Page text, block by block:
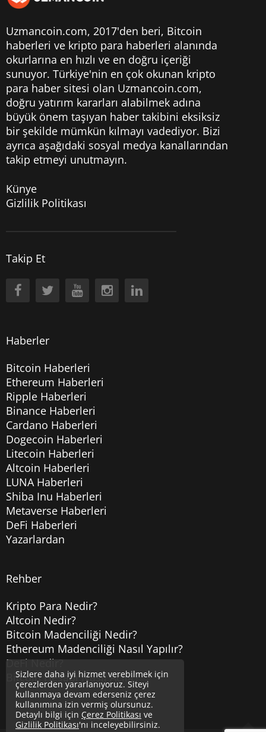
Uzmancoin.com, 2017'den beri, Bitcoin
haberleri ve kripto para haberleri alanında
okurlarına en hızlı ve en doğru içeriği
sunuyor. Türkiye'nin en çok okunan kripto
para haber sitesi olan Uzmancoin.com,
doğru yatırım kararları alabilmek adına
büyük önem taşıyan haber takibini eksiksiz
bir şekilde mümkün kılmayı vadediyor. Bizi
ayrıca aşağıdaki sosyal medya kanallarından
takip etmeyi unutmayın.
Künye
Gizlilik Politikası
Takip Et
Haberler
Bitcoin Haberleri
Ethereum Haberleri
Ripple Haberleri
Binance Haberleri
Cardano Haberleri
Dogecoin Haberleri
Litecoin Haberleri
Altcoin Haberleri
LUNA Haberleri
Shiba Inu Haberleri
Metaverse Haberleri
DeFi Haberleri
Yazarlardan
Rehber
Kripto Para Nedir?
Altcoin Nedir?
Bitcoin Madenciliği Nedir?
Ethereum Madenciliği Nasıl Yapılır?
DeFi Nedir?
Bitcoin Hesabı Nasıl Açılır?
Sizlere daha iyi hizmet verebilmek için
çerezlerden yararlanıyoruz. Siteyi
kullanmaya devam ederseniz çerez
kullanımına izin vermiş olursunuz.
Detaylı bilgi için Çerez Politikası ve
Gizlilik Politikası'nı inceleyebilirsiniz.